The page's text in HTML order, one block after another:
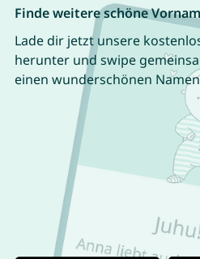
Finde weitere schöne
Lade dir jetzt unsere
herunter und swipe
einen wunderschönen